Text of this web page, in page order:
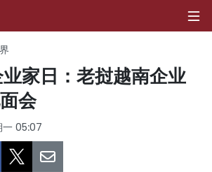
首页
政治
经济
业家日：老挝越南企业
会
一 05:07